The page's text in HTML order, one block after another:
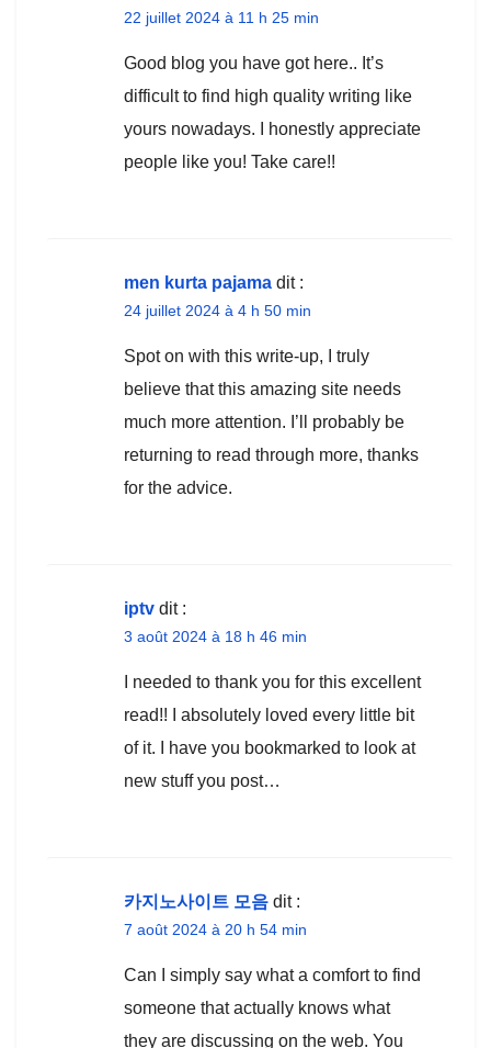
22 juillet 2024 à 11 h 25 min
Good blog you have got here.. It’s
difficult to find high quality writing like
yours nowadays. I honestly appreciate
people like you! Take care!!
men kurta pajama dit :
24 juillet 2024 à 4 h 50 min
Spot on with this write-up, I truly
believe that this amazing site needs
much more attention. I’ll probably be
returning to read through more, thanks
for the advice.
iptv dit :
3 août 2024 à 18 h 46 min
I needed to thank you for this excellent
read!! I absolutely loved every little bit
of it. I have you bookmarked to look at
new stuff you post…
카지노사이트 모음 dit :
7 août 2024 à 20 h 54 min
Can I simply say what a comfort to find
someone that actually knows what
they are discussing on the web. You